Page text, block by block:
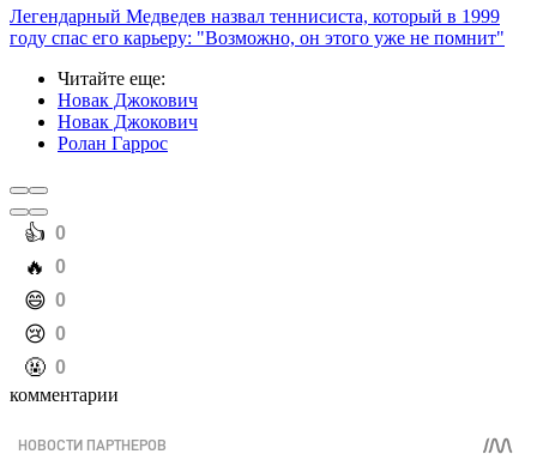
Легендарный Медведев назвал теннисиста, который в 1999
году спас его карьеру: "Возможно, он этого уже не помнит"
Читайте еще:
Новак Джокович
Новак Джокович
Ролан Гаррос
️👍 0
️🔥 0
️😄 0
️😢 0
️🤬 0
комментарии